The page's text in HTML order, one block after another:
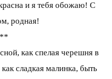
и я тебя обожаю! С
родная!
как спелая черешня в
сладкая малинка, быть